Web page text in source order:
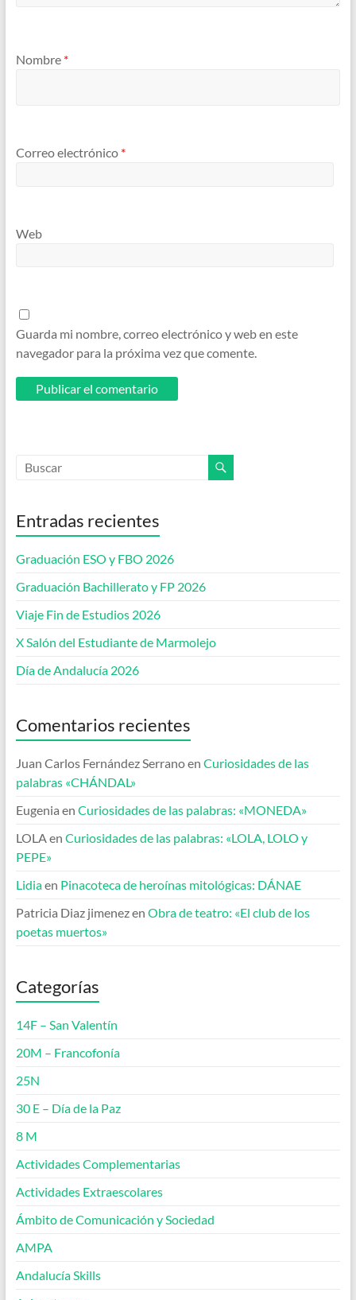
Nombre *
Correo electrónico *
Web
Guarda mi nombre, correo electrónico y web en este
navegador para la próxima vez que comente.
Entradas recientes
Graduación ESO y FBO 2026
Graduación Bachillerato y FP 2026
Viaje Fin de Estudios 2026
X Salón del Estudiante de Marmolejo
Día de Andalucía 2026
Comentarios recientes
Juan Carlos Fernández Serranoen Curiosidades de las
palabras «CHÁNDAL»
Eugenia en Curiosidades de las palabras: «MONEDA»
LOLAen Curiosidades de las palabras: «LOLA, LOLO y
PEPE»
Lidiaen Pinacoteca de heroínas mitológicas: DÁNAE
Patricia Diaz jimenezen Obra de teatro: «El club de los
poetas muertos»
Categorías
14F – San Valentín
20M – Francofonía
25N
30 E – Día de la Paz
8 M
Actividades Complementarias
Actividades Extraescolares
Ámbito de Comunicación y Sociedad
AMPA
Andalucía Skills